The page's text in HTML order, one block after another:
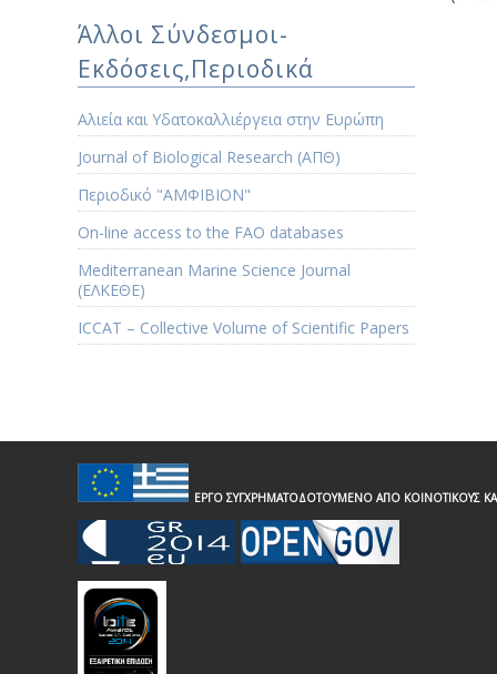
Άλλοι Σύνδεσμοι-
Εκδόσεις,Περιοδικά
Αλιεία και Υδατοκαλλιέργεια στην Ευρώπη
Journal of Biological Research (ΑΠΘ)
Περιοδικό "ΑΜΦΙΒΙΟΝ"
Οn-line access to the FAO databases
Mediterranean Marine Science Journal
(ΕΛΚΕΘΕ)
ICCAT – Collective Volume of Scientific Papers
ΕΡΓΟ ΣΥΓΧΡΗΜΑΤΟΔΟΤΟΥΜΕΝΟ ΑΠΟ ΚΟΙΝΟΤΙΚΟΥΣ